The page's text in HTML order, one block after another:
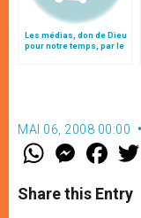
Les médias, don de Dieu
pour notre temps, par le
MAI 06, 2008 00:00
W
t
s
M
e
s
e
F
a
e
b
Share this Entry